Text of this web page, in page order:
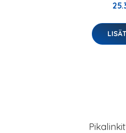
Pikalinkit